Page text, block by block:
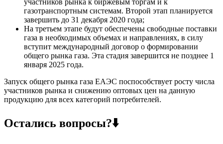
участников рынка к биржевым торгам и к
газотранспортным системам. Второй этап планируется
завершить до 31 декабря 2020 года;
На третьем этапе будут обеспечены свободные поставки
газа в необходимых объемах и направлениях, в силу
вступит международный договор о формировании
общего рынка газа. Эта стадия завершится не позднее 1
января 2025 года.
Запуск общего рынка газа ЕАЭС поспособствует росту числа
участников рынка и снижению оптовых цен на данную
продукцию для всех категорий потребителей.
Остались вопросы?⬇️